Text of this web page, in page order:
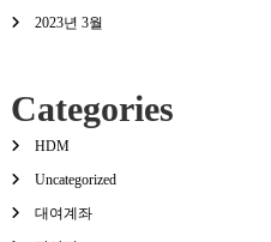
2023년 3월
Categories
HDM
Uncategorized
대여계좌